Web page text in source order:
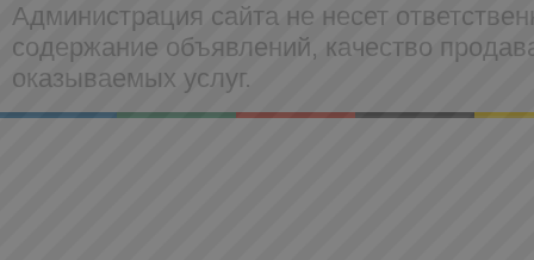
Администрация сайта не несет
содержание объявлений, качество
оказываемых услуг.